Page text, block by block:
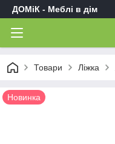
ДОМіК - Меблі в дім
Товари Ліжка
Новинка